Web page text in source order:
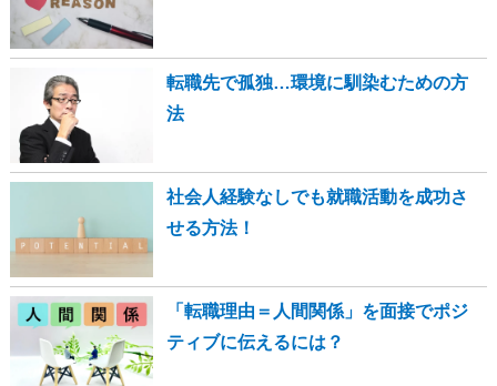
転職先で孤独…環境に馴染むための方
法
社会人経験なしでも就職活動を成功さ
せる方法！
「転職理由＝人間関係」を面接でポジ
ティブに伝えるには？